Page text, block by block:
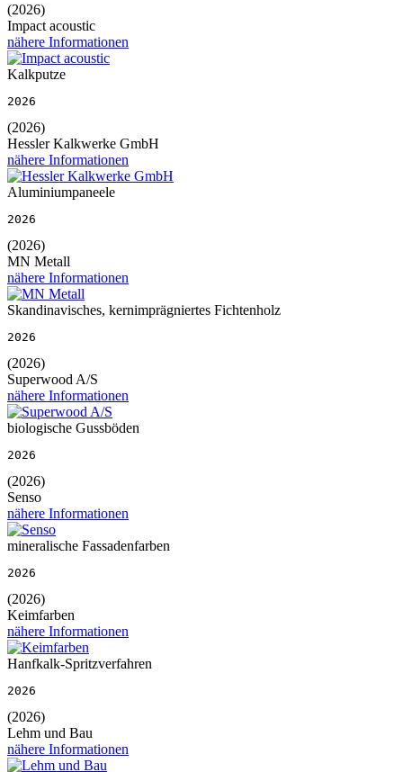
(2026)
Impact acoustic
nähere Informationen
Kalkputze
2026
(2026)
Hessler Kalkwerke GmbH
nähere Informationen
Aluminiumpaneele
2026
(2026)
MN Metall
nähere Informationen
Skandinavisches, kernimprägniertes Fichtenholz
2026
(2026)
Superwood A/S
nähere Informationen
biologische Gussböden
2026
(2026)
Senso
nähere Informationen
mineralische Fassadenfarben
2026
(2026)
Keimfarben
nähere Informationen
Hanfkalk-Spritzverfahren
2026
(2026)
Lehm und Bau
nähere Informationen